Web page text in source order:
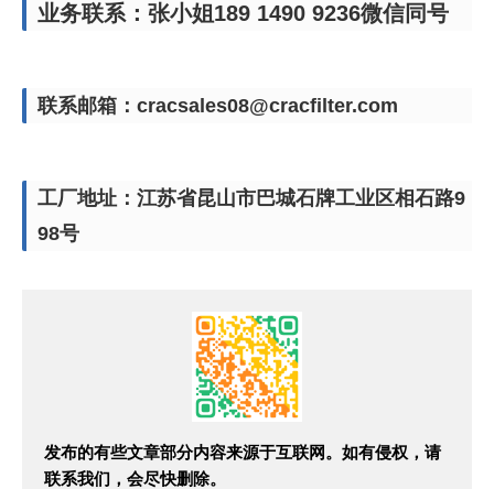
业务联系：张小姐189 1490 9236微信同号
联系邮箱：cracsales08@cracfilter.com
工厂地址：江苏省昆山市巴城石牌工业区相石路9
98号
发布的有些文章部分内容来源于互联网。如有侵权，请
联系我们，会尽快删除。